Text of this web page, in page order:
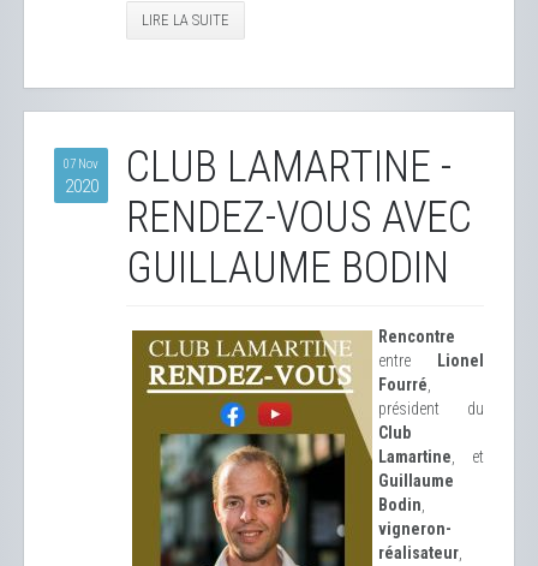
LIRE LA SUITE
07 Nov
2020
CLUB LAMARTINE -
RENDEZ-VOUS AVEC
GUILLAUME BODIN
Rencontre
entre
Lionel
Fourré
président du
Club
Lamartine , et
Guillaume
Bodin
vigneron-
réalisateur